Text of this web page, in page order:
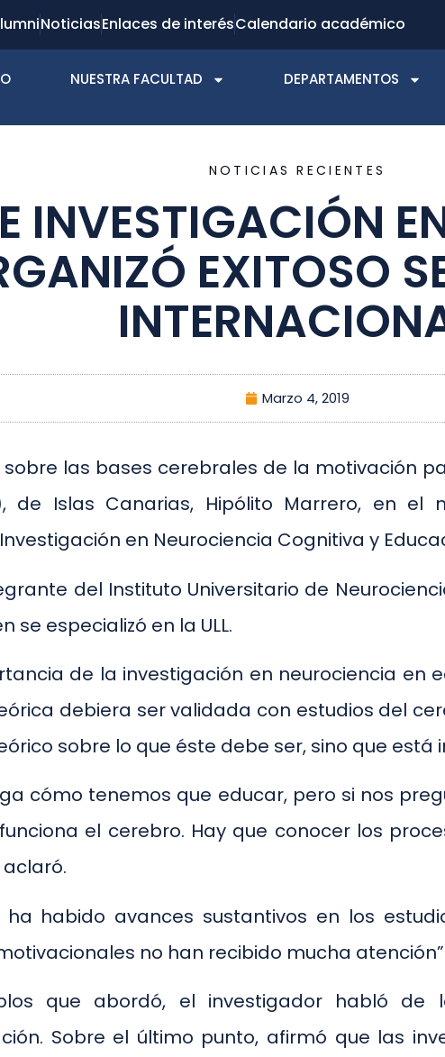
NoticiasEnlaces de interésCalendario académico
NUESTRA FACULTAD DEPARTAMENTOS
NOTICIAS RECIENTES
INVESTIGACIÓN
EXITOSO
Marzo 4, 2019
las bases cerebrales de la motivación
de Islas Canarias, Hipólito Marrero, en
en Neurociencia Cognitiva y
del Instituto Universitario de
se especializó en la ULL.
de la investigación en neurociencia en
debiera ser validada con estudios del
sobre lo que éste debe ser, sino que está
cómo tenemos que educar, pero si nos
el cerebro. Hay que conocer los
habido avances sustantivos en los
no han recibido mucha
que abordó, el investigador habló de
Sobre el último punto, afirmó que las